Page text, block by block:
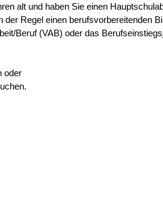
alt und haben Sie einen
Regel einen berufsvorbereitenden
Beruf (VAB) oder das
oder